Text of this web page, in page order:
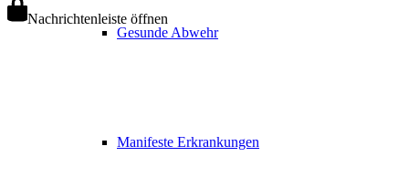
Gesunde Abwehr
Manifeste Erkrankungen
Nachrichtenleiste öffnen